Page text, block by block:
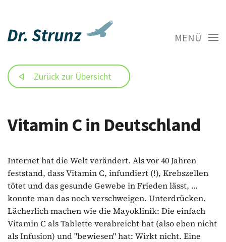
MENÜ
Zurück zur Übersicht
Vitamin C in Deutschland
Internet hat die Welt verändert. Als vor 40 Jahren
feststand, dass Vitamin C, infundiert (!), Krebszellen
tötet und das gesunde Gewebe in Frieden lässt, …
konnte man das noch verschweigen. Unterdrücken.
Lächerlich machen wie die Mayoklinik: Die einfach
Vitamin C als Tablette verabreicht hat (also eben nicht
als Infusion) und "bewiesen" hat: Wirkt nicht. Eine